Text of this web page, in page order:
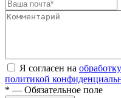
Я согласен на
политикой
* — Обязательное поле